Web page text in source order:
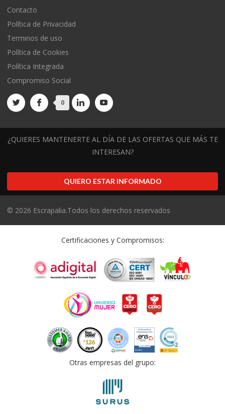
Contacto
Política de Privacidad
Terminos de uso
Política de Cookies
Política Integrada
Compromiso Social
0
¿QUIERES MANTENERTE AL DÍA DE LAS OFERTAS QUE MÁS TE
INTERESAN?
QUIERO ESTAR INFORMADO
© 2026 Escrapalia.Todos los derechos reservados
Certificaciones y Compromisos:
Otras empresas del grupo: